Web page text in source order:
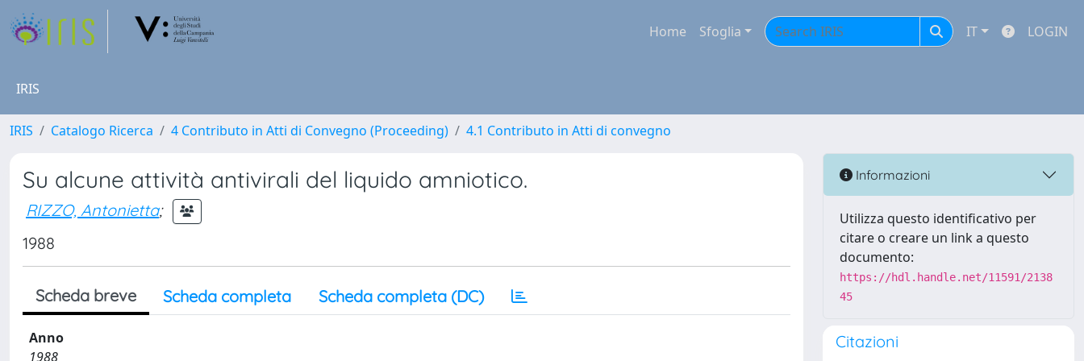
Home Sfoglia IT LOGIN
IRIS
IRIS Catalogo Ricerca 4 Contributo in Atti di Convegno (Proceeding) 4.1 Contributo in Atti di convegno
Su alcune attività antivirali del liquido amniotico.
RIZZO, Antonietta;
1988
Scheda breve Scheda completa Scheda completa (DC)
Anno
1988
Informazioni
Utilizza questo identificativo per
citare o creare un link a questo
documento:
https://hdl.handle.net/11591/2138
45
Citazioni